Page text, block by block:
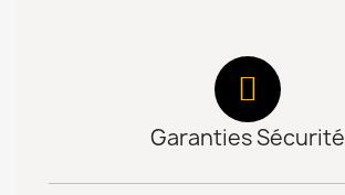
Garanties Sécurité